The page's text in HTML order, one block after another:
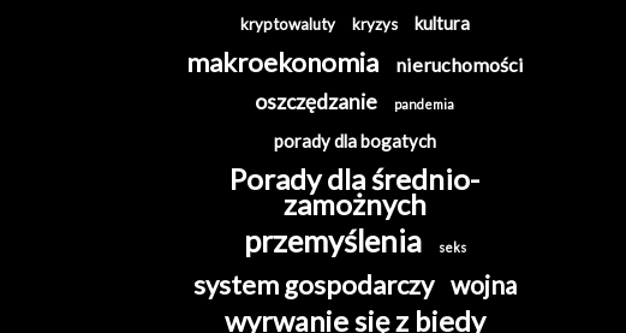
kryptowaluty kryzys kultura
makroekonomia nieruchomości
oszczędzanie pandemia
porady dla bogatych
Porady dla średnio-
zamożnych
przemyślenia seks
system gospodarczy wojna
wyrwanie się z biedy